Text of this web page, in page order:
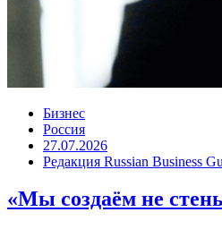
Бизнес
Россия
27.07.2026
Редакция Russian Business
«Мы создаём не